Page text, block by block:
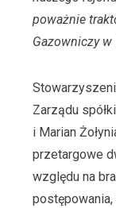
poważnie
Gazowniczy w
Zarządu
i Marian
przetargowe
względu na
postępowania,